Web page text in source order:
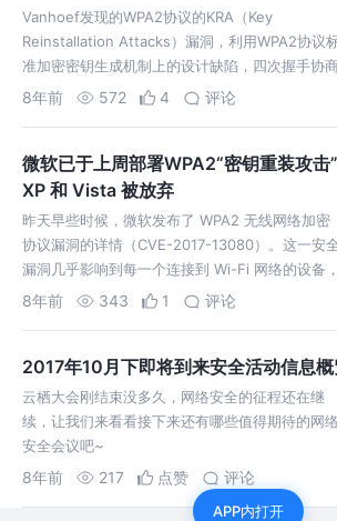
Vanhoef发现的WPA2协议的KRA（Key
Reinstallation Attacks）漏洞，利用WPA2协议
准加密密钥生成机制上的设计缺陷，四次握手协
加密密钥过程中第三个消息报文可被篡改重放，导
8年前 572 4 评论
微软已于上周部署WPA2“密钥重装攻
XP 和 Vista 被放弃
昨天早些时候，微软发布了 WPA2 无线网络加密
协议漏洞的详情（CVE-2017-13080）。这一安
漏洞几乎影响到每一个连接到 Wi-Fi 网络的设备，
其入侵方式被称作“密钥重装攻击”（KRACK），别
8年前 343 1 评论
2017年10月下即将到来安全活动信息
云栖大会刚结束没多久，网络安全的征程还在继
续，让我们来看看接下来还有哪些值得期待的网络
安全会议吧~
8年前 217 点赞 评论
APP内打开